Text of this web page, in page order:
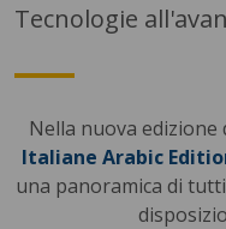
Tecnologie
Nella nuova edizione
Italiane Arabic
una panoramica di